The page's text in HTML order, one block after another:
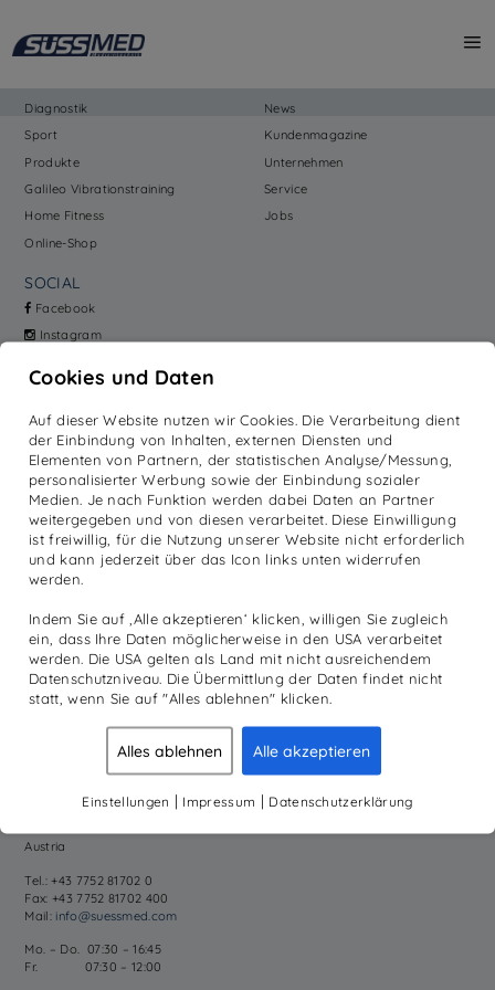
PRODUKTE
Diagnostik
Sport
Produkte
Galileo Vibrationstraining
Home Fitness
Online-Shop
News
Kundenmagazine
Unternehmen
Service
Jobs
SOCIAL
Facebook
Instagram
NEWSLETTER ANMELDUNG
regelmäßig über aktuelle Themen aus dem Unternehmen, sowie
Produktneuheiten und Informationen aus unserer Academy.
SÜSS MEDIZINTECHNIK GMBH
Fuchsleiten 3
Austria
Tel.: +43 7752 81702 0
Fax: +43 7752 81702 400
Mail: info@suessmed.com
Mo. – Do. 07:30 – 16:45
Fr. 07:30 – 12:00
Cookies und Daten
Auf dieser Website nutzen wir Cookies. Die Verarbeitung dient
der Einbindung von Inhalten, externen Diensten und
Elementen von Partnern, der statistischen Analyse/Messung,
personalisierter Werbung sowie der Einbindung sozialer
Medien. Je nach Funktion werden dabei Daten an Partner
weitergegeben und von diesen verarbeitet. Diese Einwilligung
ist freiwillig, für die Nutzung unserer Website nicht erforderlich
und kann jederzeit über das Icon links unten widerrufen
werden.
Indem Sie auf ‚Alle akzeptieren‘ klicken, willigen Sie zugleich
ein, dass Ihre Daten möglicherweise in den USA verarbeitet
werden. Die USA gelten als Land mit nicht ausreichendem
Datenschutzniveau. Die Übermittlung der Daten findet nicht
statt, wenn Sie auf "Alles ablehnen" klicken.
Alles ablehnen Alle akzeptieren
Einstellungen | Impressum | Datenschutzerklärung